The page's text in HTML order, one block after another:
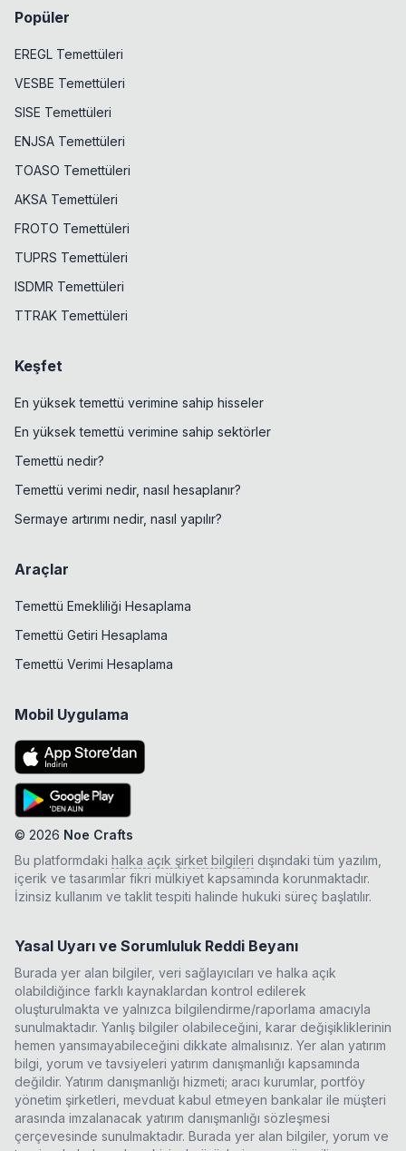
Popüler
EREGL Temettüleri
VESBE Temettüleri
SISE Temettüleri
ENJSA Temettüleri
TOASO Temettüleri
AKSA Temettüleri
FROTO Temettüleri
TUPRS Temettüleri
ISDMR Temettüleri
TTRAK Temettüleri
Keşfet
En yüksek temettü verimine sahip hisseler
En yüksek temettü verimine sahip sektörler
Temettü nedir?
Temettü verimi nedir, nasıl hesaplanır?
Sermaye artırımı nedir, nasıl yapılır?
Araçlar
Temettü Emekliliği Hesaplama
Temettü Getiri Hesaplama
Temettü Verimi Hesaplama
Mobil Uygulama
© 2026 Noe Crafts
Bu platformdaki halka açık şirket bilgileri dışındaki tüm yazılım,
içerik ve tasarımlar fikri mülkiyet kapsamında korunmaktadır.
İzinsiz kullanım ve taklit tespiti halinde hukuki süreç başlatılır.
Yasal Uyarı ve Sorumluluk Reddi Beyanı
Burada yer alan bilgiler, veri sağlayıcıları ve halka açık
olabildiğince farklı kaynaklardan kontrol edilerek
oluşturulmakta ve yalnızca bilgilendirme/raporlama amacıyla
sunulmaktadır. Yanlış bilgiler olabileceğini, karar değişikliklerinin
hemen yansımayabileceğini dikkate almalısınız. Yer alan yatırım
bilgi, yorum ve tavsiyeleri yatırım danışmanlığı kapsamında
değildir. Yatırım danışmanlığı hizmeti; aracı kurumlar, portföy
yönetim şirketleri, mevduat kabul etmeyen bankalar ile müşteri
arasında imzalanacak yatırım danışmanlığı sözleşmesi
çerçevesinde sunulmaktadır. Burada yer alan bilgiler, yorum ve